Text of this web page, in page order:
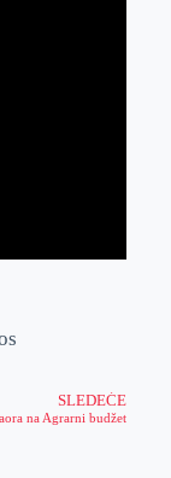
SLEDEĆE
na Agrarni budžet